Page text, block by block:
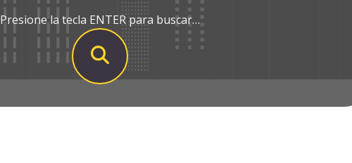
Presione la tecla ENTER para buscar…